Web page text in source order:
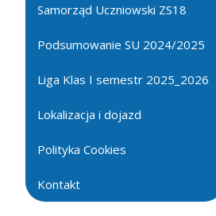
Samorząd Uczniowski ZS18
Podsumowanie SU 2024/2025
Liga Klas I semestr 2025_2026
Lokalizacja i dojazd
Polityka Cookies
Kontakt